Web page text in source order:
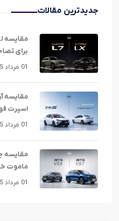
جدیدترین مقالات
برای
01 مرداد 1405 19:28
اسپرت
01 مرداد 1405 21:06
ماموت
01 مرداد 1405 22:13